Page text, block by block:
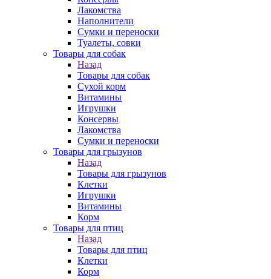
Лакомства
Наполнители
Сумки и переноски
Туалеты, совки
Товары для собак
Назад
Товары для собак
Cухой корм
Витамины
Игрушки
Консервы
Лакомства
Сумки и переноски
Товары для грызунов
Назад
Товары для грызунов
Клетки
Игрушки
Витамины
Корм
Товары для птиц
Назад
Товары для птиц
Клетки
Корм